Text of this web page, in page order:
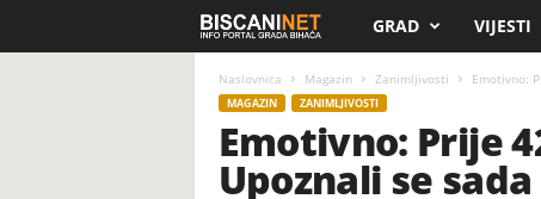
c
GRAD VIJESTI
Naslovnica Magazin Zanimljivosti Emotivno:
MAGAZIN ZANIMLJIVOSTI
Emotivno: Prije
Upoznali se sada